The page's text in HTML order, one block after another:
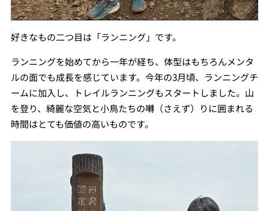
好きなもの二つ目は「ランニング」です。
ランニングを始めてから一年が経ち、体型はもちろんメンタ
ルの面でも成長を感じています。今年の3月頃、ランニングチ
ームに加入し、トレイルランニングもスタートしました。山
を登り、綺麗な空気と小鳥たちの囀（さえず）りに囲まれる
時間はとても価値の高いものです。